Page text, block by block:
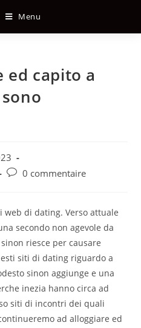
Menu
ed capito a
Post0 commentaire
web di dating. Verso attuale
secondo non agevole da
riesce per causare
siti di dating riguardo a
sinon aggiunge e una
inezia hanno circa ad
siti di incontri dei quali
ad alloggiare ed